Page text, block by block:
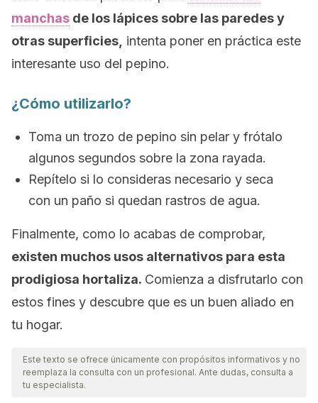
manchas de los lápices sobre las paredes y
otras superficies, intenta poner en práctica este
interesante uso del pepino.
¿Cómo utilizarlo?
Toma un trozo de pepino sin pelar y frótalo
algunos segundos sobre la zona rayada.
Repítelo si lo consideras necesario y seca
con un paño si quedan rastros de agua.
Finalmente, como lo acabas de comprobar,
existen muchos usos alternativos para esta
prodigiosa hortaliza. Comienza a disfrutarlo con
estos fines y descubre que es un buen aliado en
tu hogar.
Este texto se ofrece únicamente con propósitos informativos y no
reemplaza la consulta con un profesional. Ante dudas, consulta a
tu especialista.